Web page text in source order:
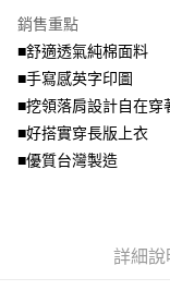
帳／街口支付／iPASS
【注意事項】
1.本服務係由「台灣大
用戶於交易時，得透過
買賣價金債權讓與本公
資料（包含姓名、電話
結帳頁面，進行簡訊認
３．收到繳費通知簡訊
ATM／網路銀行／等多
※ 請注意：結帳手續完
購買商品的店家。未經
後付繳納相關費用。
※ 交易是否成功請以「
１．透過由恩沛科技股
付款後全家取貨
每筆NT$70，滿
7-11取貨付款
每筆NT$70，滿
付款後7-11取貨
每筆NT$100，滿
銷售重點
■舒適透氣純棉面料
■手寫感英字印圖
■挖領落肩設計自在穿
■好搭實穿長版上衣
■優質台灣製造
詳細說